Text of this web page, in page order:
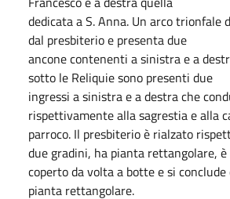
dedicata a S. Anna. Un arco trionfale
dal presbiterio e presenta due
ancone contenenti a sinistra e a
sotto le Reliquie sono presenti due
ingressi a sinistra e a destra che
rispettivamente alla sagrestia e alla
parroco. Il presbiterio è rialzato
due gradini, ha pianta rettangolare, è
coperto da volta a botte e si
pianta rettangolare.